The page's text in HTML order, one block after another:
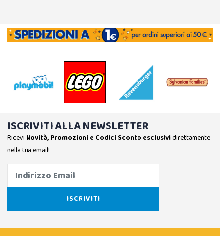
ISCRIVITI ALLA NEWSLETTER
Ricevi Novità, Promozioni e Codici Sconto esclusividirettamente
nella tua email!